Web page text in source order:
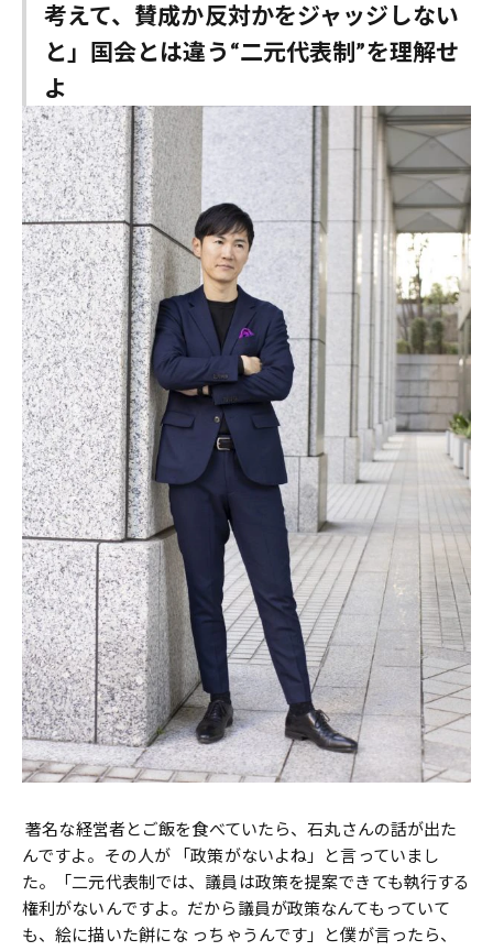
考えて、賛成か反対かをジャッジしない
と」国会とは違う“二元代表制”を理解せ
よ
―― 著名な経営者とご飯を食べていたら、石丸さんの話が出た
んですよ。その人が 「政策がないよね」と言っていまし
た。「二元代表制では、議員は政策を提案できても執行する
権利がないんですよ。だから議員が政策なんてもっていて
も、絵に描いた餅にな っちゃうんです」と僕が言ったら、